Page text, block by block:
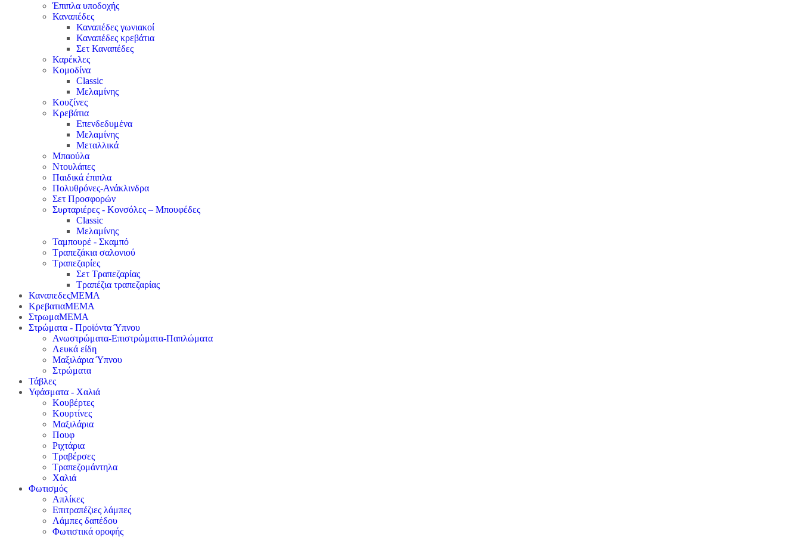
Έπιπλα υποδοχής
Καναπέδες
Καναπέδες γωνιακοί
Καναπέδες κρεβάτια
Σετ Καναπέδες
Καρέκλες
Κομοδίνα
Classic
Μελαμίνης
Κουζίνες
Κρεβάτια
Επενδεδυμένα
Μελαμίνης
Μεταλλικά
Μπαούλα
Ντουλάπες
Παιδικά έπιπλα
Πολυθρόνες-Ανάκλινδρα
Σετ Προσφορών
Συρταριέρες - Κονσόλες – Μπουφέδες
Classic
Μελαμίνης
Ταμπουρέ - Σκαμπό
Τραπεζάκια σαλονιού
Τραπεζαρίες
Σετ Τραπεζαρίας
Τραπέζια τραπεζαρίας
ΚαναπεδεςΜΕΜΑ
ΚρεβατιαΜΕΜΑ
ΣτρωμαΜΕΜΑ
Στρώματα - Προϊόντα Ύπνου
Ανωστρώματα-Επιστρώματα-Παπλώματα
Λευκά είδη
Μαξιλάρια Ύπνου
Στρώματα
Τάβλες
Υφάσματα - Χαλιά
Κουβέρτες
Κουρτίνες
Μαξιλάρια
Πουφ
Ριχτάρια
Τραβέρσες
Τραπεζομάντηλα
Χαλιά
Φωτισμός
Απλίκες
Επιτραπέζιες λάμπες
Λάμπες δαπέδου
Φωτιστικά οροφής